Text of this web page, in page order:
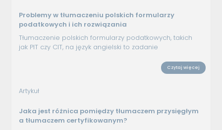
Problemy w tłumaczeniu polskich formularzy
podatkowych i ich rozwiązania
Tłumaczenie polskich formularzy podatkowych, takich
jak PIT czy CIT, na język angielski to zadanie
Czytaj więcej
Artykuł
Jaka jest różnica pomiędzy tłumaczem przysięgłym
a tłumaczem certyfikowanym?